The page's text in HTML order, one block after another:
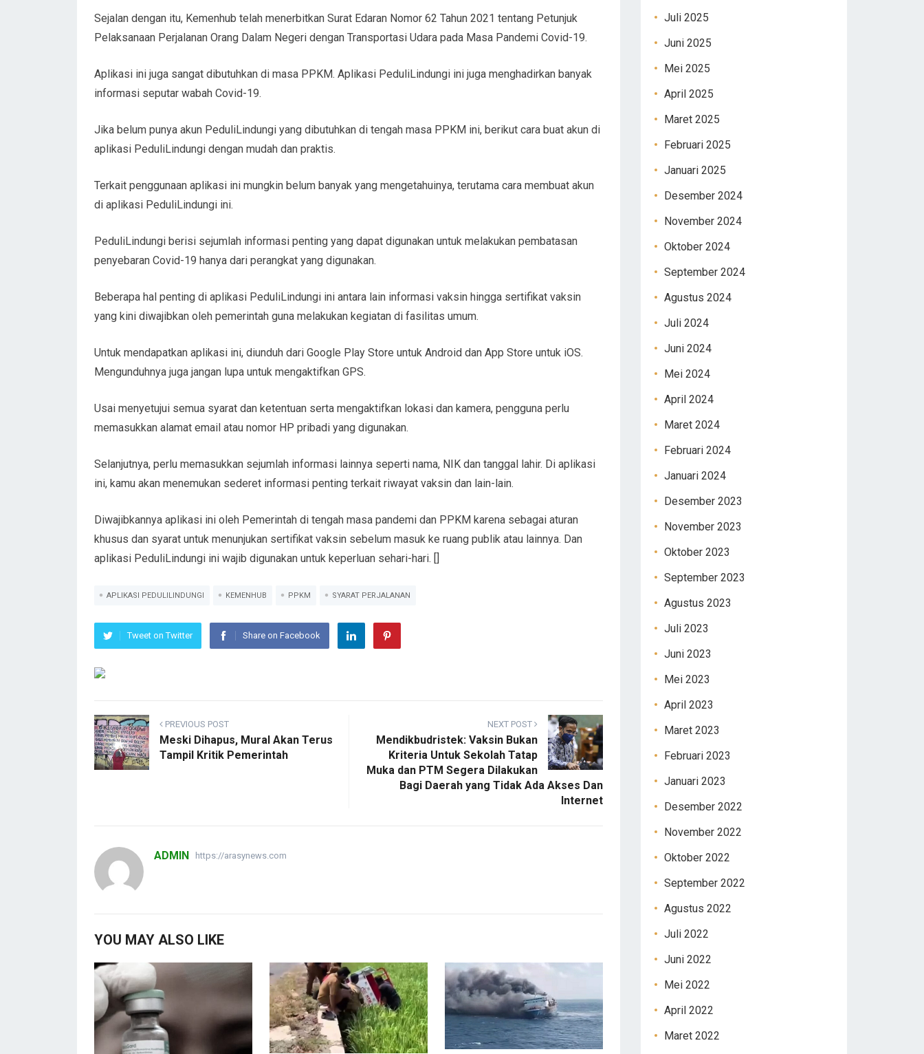
Sejalan dengan itu, Kemenhub telah menerbitkan Surat Edaran Nomor 62 Tahun 2021 tentang Petunjuk
Pelaksanaan Perjalanan Orang Dalam Negeri dengan Transportasi Udara pada Masa Pandemi Covid-19.
Aplikasi ini juga sangat dibutuhkan di masa PPKM. Aplikasi PeduliLindungi ini juga menghadirkan banyak
informasi seputar wabah Covid-19.
Jika belum punya akun PeduliLindungi yang dibutuhkan di tengah masa PPKM ini, berikut cara buat akun di
aplikasi PeduliLindungi dengan mudah dan praktis.
Terkait penggunaan aplikasi ini mungkin belum banyak yang mengetahuinya, terutama cara membuat akun
di aplikasi PeduliLindungi ini.
PeduliLindungi berisi sejumlah informasi penting yang dapat digunakan untuk melakukan pembatasan
penyebaran Covid-19 hanya dari perangkat yang digunakan.
Beberapa hal penting di aplikasi PeduliLindungi ini antara lain informasi vaksin hingga sertifikat vaksin
yang kini diwajibkan oleh pemerintah guna melakukan kegiatan di fasilitas umum.
Untuk mendapatkan aplikasi ini, diunduh dari Google Play Store untuk Android dan App Store untuk iOS.
Mengunduhnya juga jangan lupa untuk mengaktifkan GPS.
Usai menyetujui semua syarat dan ketentuan serta mengaktifkan lokasi dan kamera, pengguna perlu
memasukkan alamat email atau nomor HP pribadi yang digunakan.
Selanjutnya, perlu memasukkan sejumlah informasi lainnya seperti nama, NIK dan tanggal lahir. Di aplikasi
ini, kamu akan menemukan sederet informasi penting terkait riwayat vaksin dan lain-lain.
Diwajibkannya aplikasi ini oleh Pemerintah di tengah masa pandemi dan PPKM karena sebagai aturan
khusus dan syarat untuk menunjukan sertifikat vaksin sebelum masuk ke ruang publik atau lainnya. Dan
aplikasi PeduliLindungi ini wajib digunakan untuk keperluan sehari-hari. []
APLIKASI PEDULILINDUNGI KEMENHUB PPKM SYARAT PERJALANAN
Tweet on Twitter Share on Facebook
PREVIOUS POST
Meski Dihapus, Mural Akan Terus
Tampil Kritik Pemerintah
NEXT POST
Mendikbudristek: Vaksin Bukan
Kriteria Untuk Sekolah Tatap
Muka dan PTM Segera Dilakukan
Bagi Daerah yang Tidak Ada Akses Dan
Internet
ADMIN https://arasynews.com
YOU MAY ALSO LIKE
Juli 2025
Juni 2025
Mei 2025
April 2025
Maret 2025
Februari 2025
Januari 2025
Desember 2024
November 2024
Oktober 2024
September 2024
Agustus 2024
Juli 2024
Juni 2024
Mei 2024
April 2024
Maret 2024
Februari 2024
Januari 2024
Desember 2023
November 2023
Oktober 2023
September 2023
Agustus 2023
Juli 2023
Juni 2023
Mei 2023
April 2023
Maret 2023
Februari 2023
Januari 2023
Desember 2022
November 2022
Oktober 2022
September 2022
Agustus 2022
Juli 2022
Juni 2022
Mei 2022
April 2022
Maret 2022